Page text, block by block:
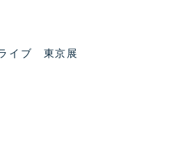
イブ 東京展